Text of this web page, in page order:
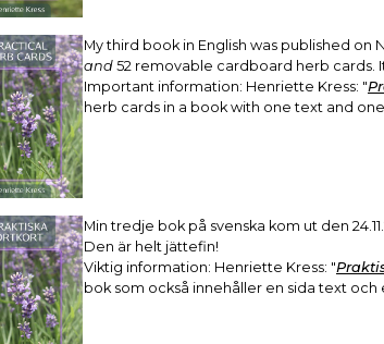
My third book in English was published on
and 52 removable cardboard herb cards.
Important information: Henriette Kress: "
herb cards in a book with one text and
Min tredje bok på svenska kom ut den
Den är helt jättefin!
Viktig information: Henriette Kress: "
bok som också innehåller en sida text